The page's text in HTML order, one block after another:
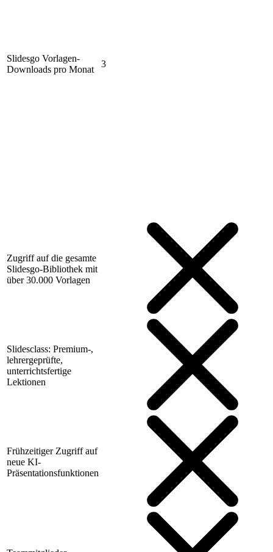
Slidesgo Vorlagen-
Downloads pro Monat
3
Zugriff auf die gesamte
Slidesgo-Bibliothek mit
über 30.000 Vorlagen
Slidesclass: Premium-,
lehrergeprüfte,
unterrichtsfertige
Lektionen
Frühzeitiger Zugriff auf
neue KI-
Präsentationsfunktionen